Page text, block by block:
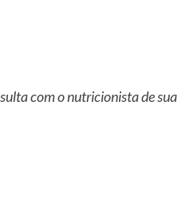
com o nutricionista de sua